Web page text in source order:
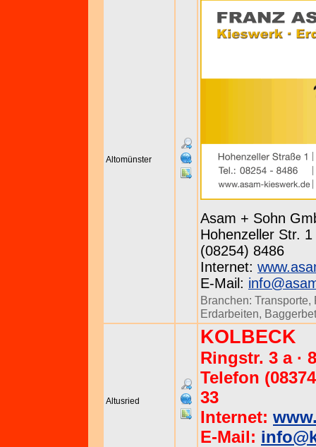
Altomünster
Asam + Sohn
Hohenzeller Str.
(08254) 8486
Internet:
E-Mail:
Branchen: Transporte,
Erdarbeiten,
Altusried
KOLBECK
Ringstr. 3 a ·
Telefon
33
Internet:
E-Mail: